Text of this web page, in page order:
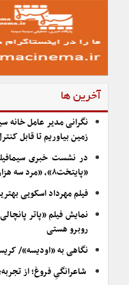
آخرین ها
نگرانی مدیر عامل خانه
زمین بیاوریم تا قابل
در نشست خبری
«پایتخت۸»، «مرد سه هزار چهره»، «سلمان فارسی» و…
فیلم مهرداد اسکویی
نمایش فیلم «پاتر
روبرو هستی
نگاهی به «اودیسه»/
شاعرانگیِ فروغ؛ از